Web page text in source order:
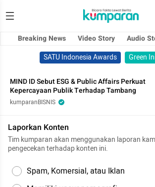
Breaking News Video Story Audio
SATU Indonesia Awards
Green
MIND ID Sebut ESG & Public Affairs Perkuat
Kepercayaan Publik Terhadap Tambang
kumparanBISNIS
Laporkan Konten
Tim kumparan akan menggunakan laporan
pengecekan terhadap konten ini.
Spam, Komersial, atau Iklan